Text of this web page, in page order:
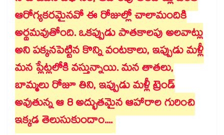
ఆరోగ్యకరమైనవో ఈ రోజుల్లో చాలామందికి
అర్థమవుతోంది. ఒకప్పుడు పాతకాలపు అలవాట్లు
అని పక్కనపెట్టిన కొన్ని వంటకాలు, ఇప్పుడు మళ్లీ
మన ప్లేట్లలోకి వస్తున్నాయి. మన తాతలు,
బామ్మలు రోజూ తిని, ఇప్పుడు మళ్లీ ట్రెండ్
అవుతున్న ఆ 8 అద్భుతమైన ఆహారాల గురించి
ఇక్కడ తెలుసుకుందాం....